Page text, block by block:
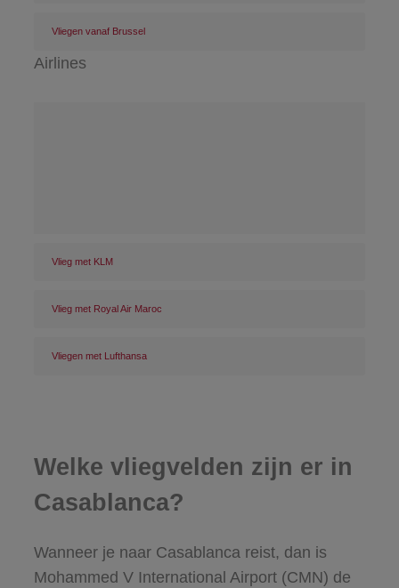
Vliegen vanaf Brussel
Airlines
Vlieg met KLM
Vlieg met Royal Air Maroc
Vliegen met Lufthansa
Welke vliegvelden zijn er in
Casablanca?
Wanneer je naar Casablanca reist, dan is
Mohammed V International Airport (CMN) de